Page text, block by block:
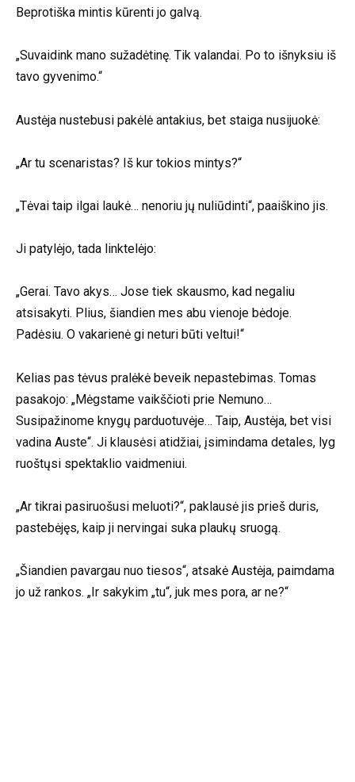
Beprotiška mintis kūrenti jo galvą.
„Suvaidink mano sužadėtinę. Tik valandai. Po to išnyksiu iš
tavo gyvenimo.“
Austėja nustebusi pakėlė antakius, bet staiga nusijuokė:
„Ar tu scenaristas? Iš kur tokios mintys?“
„Tėvai taip ilgai laukė… nenoriu jų nuliūdinti“, paaiškino jis.
Ji patylėjo, tada linktelėjo:
„Gerai. Tavo akys… Jose tiek skausmo, kad negaliu
atsisakyti. Plius, šiandien mes abu vienoje bėdoje.
Padėsiu. O vakarienė gi neturi būti veltui!“
Kelias pas tėvus pralėkė beveik nepastebimas. Tomas
pasakojo: „Mėgstame vaikščioti prie Nemuno…
Susipažinome knygų parduotuvėje… Taip, Austėja, bet visi
vadina Auste“. Ji klausėsi atidžiai, įsimindama detales, lyg
ruoštųsi spektaklio vaidmeniui.
„Ar tikrai pasiruošusi meluoti?“, paklausė jis prieš duris,
pastebėjęs, kaip ji nervingai suka plaukų sruogą.
„Šiandien pavargau nuo tiesos“, atsakė Austėja, paimdama
jo už rankos. „Ir sakykim „tu“, juk mes pora, ar ne?“